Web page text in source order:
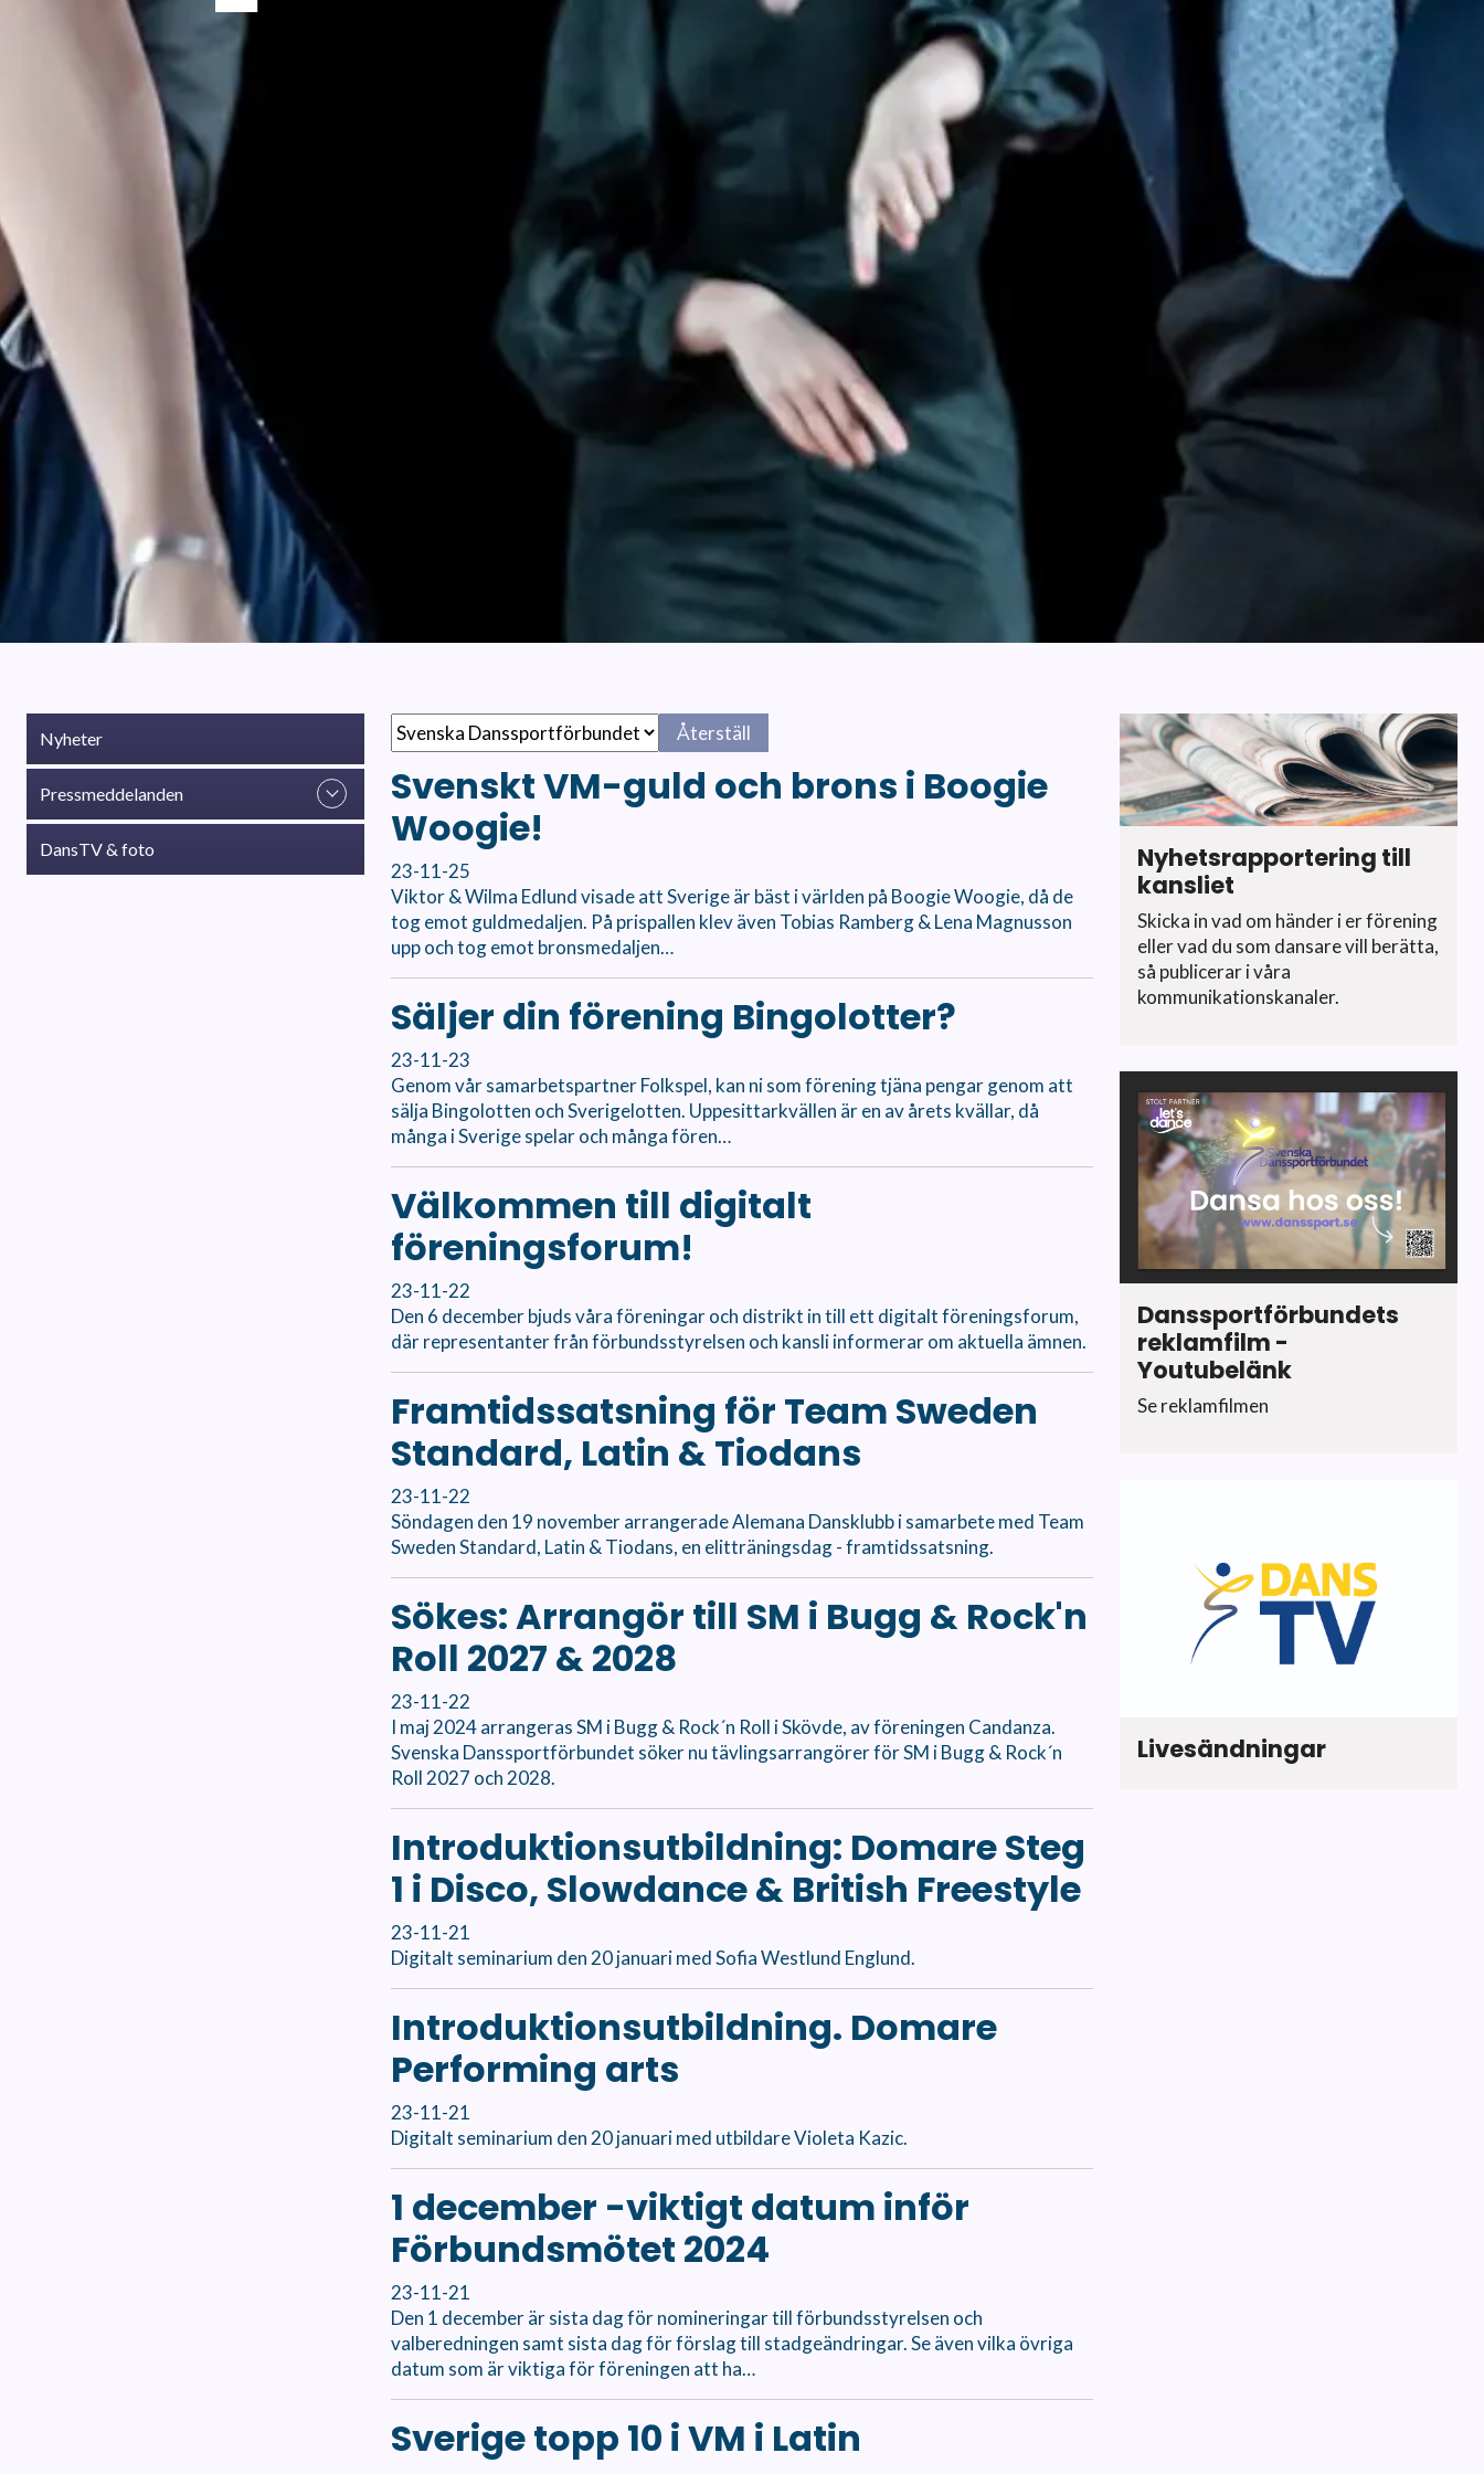
Nyheter
Pressmeddelanden
DansTV & foto
Återställ
Svenskt VM-guld och brons i Boogie
Woogie!
23-11-25
Viktor & Wilma Edlund visade att Sverige är bäst i världen på Boogie Woogie, då de
tog emot guldmedaljen. På prispallen klev även Tobias Ramberg & Lena Magnusson
upp och tog emot bronsmedaljen…
Säljer din förening Bingolotter?
23-11-23
Genom vår samarbetspartner Folkspel, kan ni som förening tjäna pengar genom att
sälja Bingolotten och Sverigelotten. Uppesittarkvällen är en av årets kvällar, då
många i Sverige spelar och många fören…
Välkommen till digitalt
föreningsforum!
23-11-22
Den 6 december bjuds våra föreningar och distrikt in till ett digitalt föreningsforum,
där representanter från förbundsstyrelsen och kansli informerar om aktuella ämnen.
Framtidssatsning för Team Sweden
Standard, Latin & Tiodans
23-11-22
Söndagen den 19 november arrangerade Alemana Dansklubb i samarbete med Team
Sweden Standard, Latin & Tiodans, en elitträningsdag - framtidssatsning.
Sökes: Arrangör till SM i Bugg & Rock'n
Roll 2027 & 2028
23-11-22
I maj 2024 arrangeras SM i Bugg & Rock´n Roll i Skövde, av föreningen Candanza.
Svenska Danssportförbundet söker nu tävlingsarrangörer för SM i Bugg & Rock´n
Roll 2027 och 2028.
Introduktionsutbildning: Domare Steg
1 i Disco, Slowdance & British Freestyle
23-11-21
Digitalt seminarium den 20 januari med Sofia Westlund Englund.
Introduktionsutbildning. Domare
Performing arts
23-11-21
Digitalt seminarium den 20 januari med utbildare Violeta Kazic.
1 december -viktigt datum inför
Förbundsmötet 2024
23-11-21
Den 1 december är sista dag för nomineringar till förbundsstyrelsen och
valberedningen samt sista dag för förslag till stadgeändringar. Se även vilka övriga
datum som är viktiga för föreningen att ha…
Sverige topp 10 i VM i Latin
Nyhetsrapportering till
kansliet
Skicka in vad om händer i er förening
eller vad du som dansare vill berätta,
så publicerar i våra
kommunikationskanaler.
Danssportförbundets
reklamfilm -
Youtubelänk
Se reklamfilmen
Livesändningar